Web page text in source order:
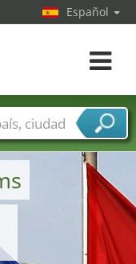
Español
toggle